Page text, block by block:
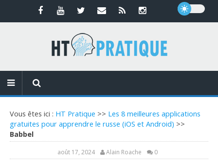
Vous êtes ici : HT Pratique >> Les 8 meilleures applications
gratuites pour apprendre le russe (iOS et Android) >>
Babbel
août 17, 2024 Alain Roache 0